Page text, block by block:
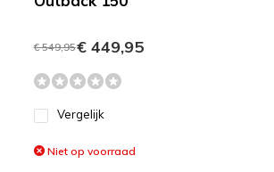
€ 549,95€ 449,95
Vergelijk
Niet op voorraad